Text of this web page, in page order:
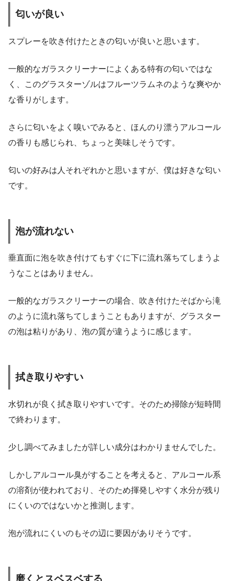
匂いが良い
スプレーを吹き付けたときの匂いが良いと思います。
一般的なガラスクリーナーによくある特有の匂いではな
く、このグラスターゾルはフルーツラムネのような爽やか
な香りがします。
さらに匂いをよく嗅いでみると、ほんのり漂うアルコール
の香りも感じられ、ちょっと美味しそうです。
匂いの好みは人それぞれかと思いますが、僕は好きな匂い
です。
泡が流れない
垂直面に泡を吹き付けてもすぐに下に流れ落ちてしまうよ
うなことはありません。
一般的なガラスクリーナーの場合、吹き付けたそばから滝
のように流れ落ちてしまうこともありますが、グラスター
の泡は粘りがあり、泡の質が違うように感じます。
拭き取りやすい
水切れが良く拭き取りやすいです。そのため掃除が短時間
で終わります。
少し調べてみましたが詳しい成分はわかりませんでした。
しかしアルコール臭がすることを考えると、アルコール系
の溶剤が使われており、そのため揮発しやすく水分が残り
にくいのではないかと推測します。
泡が流れにくいのもその辺に要因がありそうです。
磨くとスベスベする